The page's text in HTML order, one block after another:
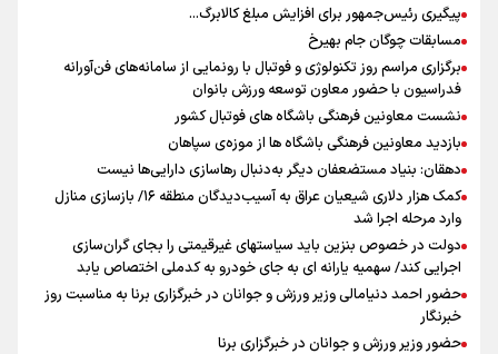
پیگیری رئیس‌جمهور برای افزایش مبلغ کالابرگ...
مسابقات چوگان جام بهیرخ
برگزاری مراسم روز تکنولوژی و فوتبال با رونمایی از سامانه‌های فن‌آورانه
فدراسیون با حضور معاون توسعه ورزش بانوان
نشست معاونین فرهنگی باشگاه های فوتبال کشور
بازدید معاونین فرهنگی باشگاه ها از موزه‌ی سپاهان
دهقان: بنیاد مستضعفان دیگر به‌دنبال رهاسازی دارایی‌ها نیست
کمک هزار دلاری شیعیان عراق به آسیب‌دیدگان منطقه ۱۶/ بازسازی منازل
وارد مرحله اجرا شد
دولت در خصوص بنزین باید سیاستهای غیرقیمتی را بجای گران‌سازی
اجرایی کند/ سهمیه یارانه ای به جای خودرو به کدملی اختصاص یابد
حضور احمد دنیامالی وزیر ورزش و جوانان در خبرگزاری برنا به مناسبت روز
خبرنگار
حضور وزیر ورزش و جوانان در خبرگزاری برنا